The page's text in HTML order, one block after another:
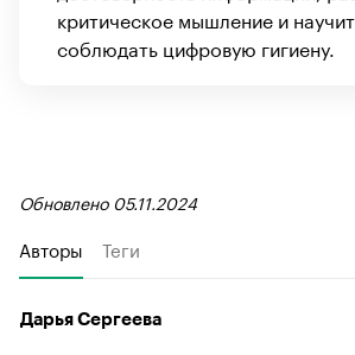
критическое мышление и
соблюдать цифровую гигиену.
Обновлено 05.11.2024
Авторы Теги
Дарья Сергеева